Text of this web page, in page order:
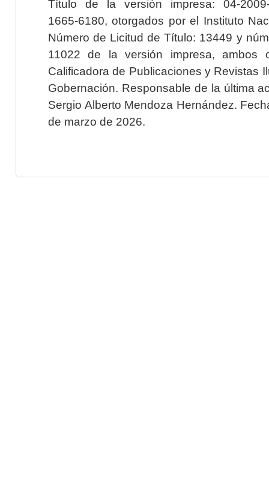
Título de la versión impresa: 04-2009-
1665-6180, otorgados por el Instituto
Número de Licitud de Título: 13449 y
11022 de la versión impresa, ambos
Calificadora de Publicaciones y Revistas
Gobernación. Responsable de la última
Sergio Alberto Mendoza Hernández.
de marzo de 2026.